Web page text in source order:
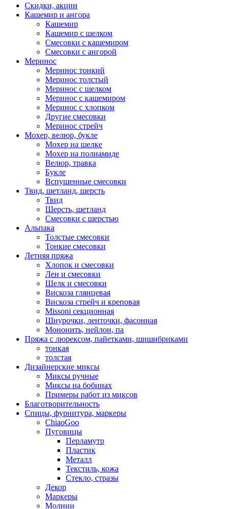
Скидки, акции
Кашемир и ангора
Кашемир
Кашемир с шелком
Смесовки с кашемиром
Смесовки с ангорой
Меринос
Меринос тонкий
Меринос толстый
Меринос с шелком
Меринос с кашемиром
Меринос с хлопком
Другие смесовки
Меринос стрейч
Мохер, велюр, букле
Мохер на шелке
Мохер на полиамиде
Велюр, травка
Букле
Вспушенные смесовки
Твид, шетланд, шерсть
Твид
Шерсть, шетланд
Смесовки с шерстью
Альпака
Толстые смесовки
Тонкие смесовки
Летняя пряжа
Хлопок и смесовки
Лен и смесовки
Шелк и смесовки
Вискоза глянцевая
Вискоза стрейч и креповая
Missoni секционная
Шнурочки, ленточки, фасонная
Мононить, нейлон, па
Пряжа с люрексом, пайетками, шишибриками
тонкая
толстая
Дизайнерские миксы
Миксы ручные
Миксы на бобинах
Примеры работ из миксов
Благотворительность
Спицы, фурнитура, маркеры
ChiaoGoo
Пуговицы
Перламутр
Пластик
Металл
Текстиль, кожа
Стекло, стразы
Декор
Маркеры
Молнии